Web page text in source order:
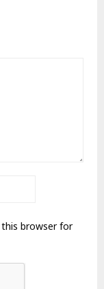
this browser for